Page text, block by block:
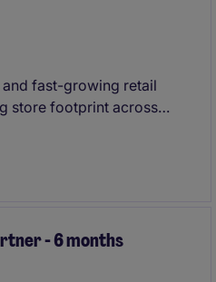
fast-growing retail
store footprint across
its presence in
in scalable structures to
- 6 months